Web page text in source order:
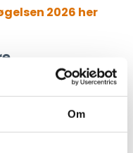
Om
2026 her
undersøgelsen og
netværk.